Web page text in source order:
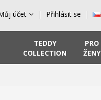
účet Přihlásit se
TEDDY
COLLECTION
PRO
ŽENY